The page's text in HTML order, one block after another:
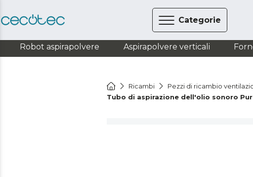
Categorie
Robot aspirapolvere Aspirapolvere verticali
Ricambi Pezzi di ricambio
Tubo di aspirazione dell'olio sonoro